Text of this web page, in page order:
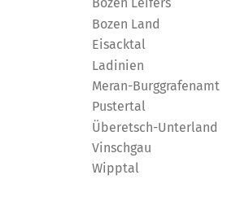
Bozen Leifers
Bozen Land
Eisacktal
Ladinien
Meran-Burggrafenamt
Pustertal
Überetsch-Unterland
Vinschgau
Wipptal